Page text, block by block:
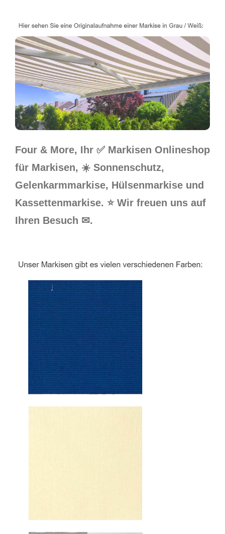
Four & More, Ihr ✅ Markisen Onlineshop
für Markisen, ☀️ Sonnenschutz,
Gelenkarmmarkise, Hülsenmarkise und
Kassettenmarkise. ⭐ Wir freuen uns auf
Ihren Besuch ✉.